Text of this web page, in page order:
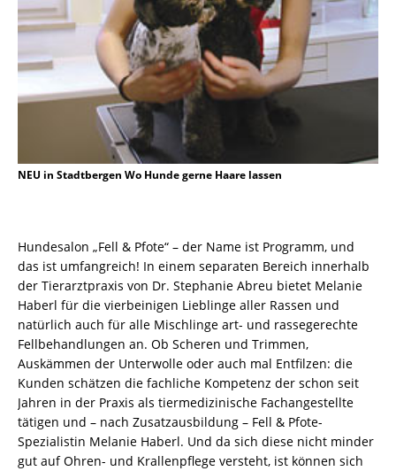
NEU in Stadtbergen Wo Hunde gerne Haare lassen
Hundesalon „Fell & Pfote“ – der Name ist Programm, und
das ist umfangreich! In einem separaten Bereich innerhalb
der Tierarztpraxis von Dr. Stephanie Abreu bietet Melanie
Haberl für die vierbeinigen Lieblinge aller Rassen und
natürlich auch für alle Mischlinge art- und rassegerechte
Fellbehandlungen an. Ob Scheren und Trimmen,
Auskämmen der Unterwolle oder auch mal Entfilzen: die
Kunden schätzen die fachliche Kompetenz der schon seit
Jahren in der Praxis als tiermedizinische Fachangestellte
tätigen und – nach Zusatzausbildung – Fell & Pfote-
Spezialistin Melanie Haberl. Und da sich diese nicht minder
gut auf Ohren- und Krallenpflege versteht, ist können sich